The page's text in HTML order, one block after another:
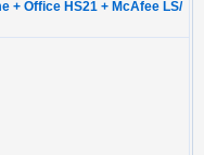
+ Office HS21 + McAfee LS/